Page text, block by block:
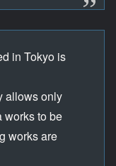
in Tokyo is
allows only
works to be
works are